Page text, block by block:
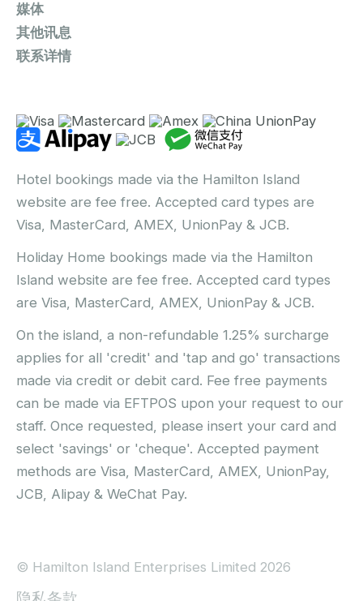
媒体
其他讯息
联系详情
Hotel bookings made via the Hamilton Island
website are fee free. Accepted card types are
Visa, MasterCard, AMEX, UnionPay & JCB.
Holiday Home bookings made via the Hamilton
Island website are fee free. Accepted card types
are Visa, MasterCard, AMEX, UnionPay & JCB.
On the island, a non-refundable 1.25% surcharge
applies for all 'credit' and 'tap and go' transactions
made via credit or debit card. Fee free payments
can be made via EFTPOS upon your request to our
staff. Once requested, please insert your card and
select 'savings' or 'cheque'. Accepted payment
methods are Visa, MasterCard, AMEX, UnionPay,
JCB, Alipay & WeChat Pay.
© Hamilton Island Enterprises Limited 2026